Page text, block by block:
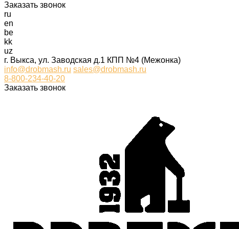
Заказать звонок
ru
en
be
kk
uz
г. Выкса, ул. Заводская д.1 КПП №4 (Межонка)
info@drobmash.ru sales@drobmash.ru
8-800-234-40-20
Заказать звонок